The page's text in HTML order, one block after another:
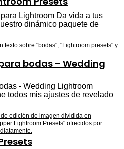
Lightroom Da vida a tus
dinámico paquete de
bodas – Wedding
- Wedding Lightroom
todos mis ajustes de revelado